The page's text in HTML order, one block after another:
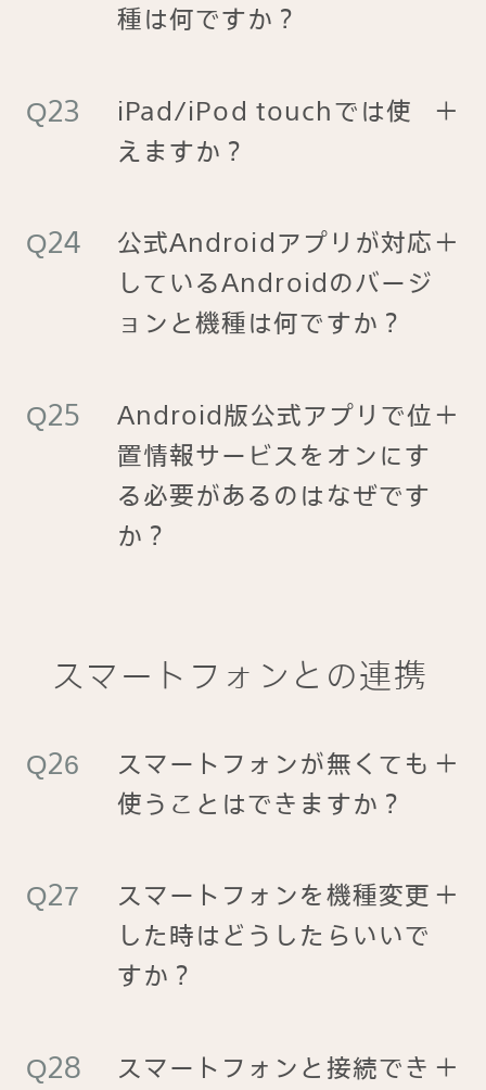
種は何ですか？
iPad/iPod touchでは使
えますか？
＋
公式Androidアプリが対応
しているAndroidのバージ
ョンと機種は何ですか？
＋
Android版公式アプリで位
置情報サービスをオンにす
る必要があるのはなぜです
か？
＋
スマートフォンとの連携
スマートフォンが無くても
使うことはできますか？
＋
スマートフォンを機種変更
した時はどうしたらいいで
すか？
＋
スマートフォンと接続でき ＋